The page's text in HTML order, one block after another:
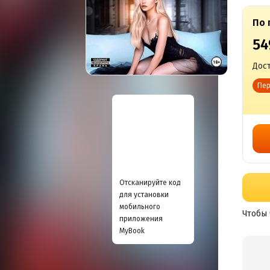
Отсканируйте код
для установки
мобильного
приложения
MyBook
По
Чтобы